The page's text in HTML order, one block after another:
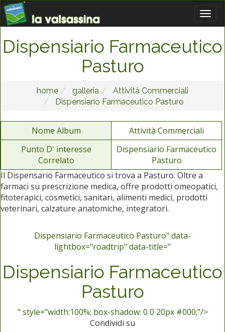
Dispensiario Farmaceutico
Pasturo
home galleria
Attività Commerciali
Dispensiario Farmaceutico Pasturo
Nome Album
Attività Commerciali
Punto D' interesse
Correlato
Dispensiario Farmaceutico
Pasturo
Il Dispensario Farmaceutico si trova a Pasturo. Oltre a
farmaci su prescrizione medica, offre prodotti omeopatici,
fitoterapici, cosmetici, sanitari, alimenti medici, prodotti
veterinari, calzature anatomiche, integratori.
Dispensiario Farmaceutico Pasturo" data-
lightbox="roadtrip" data-title="
Dispensiario Farmaceutico
Pasturo
" style="width:100%; box-shadow: 0 0 20px #000;"/>
Condividi su